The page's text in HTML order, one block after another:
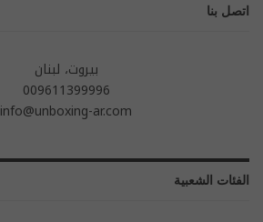
اتصل بنا
بيروت، لبنان
009611399996
info@unboxing-ar.com
الفئات الشعبية